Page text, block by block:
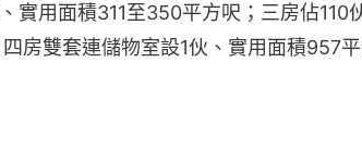
實用面積311至350平方呎；三房佔110
房雙套連儲物室設1伙、實用面積957平